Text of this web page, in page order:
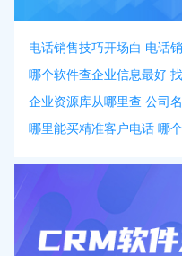
电话销售技巧开场白 电话
哪个软件查企业信息最好
企业资源库从哪里查 公司
哪里能买精准客户电话 哪